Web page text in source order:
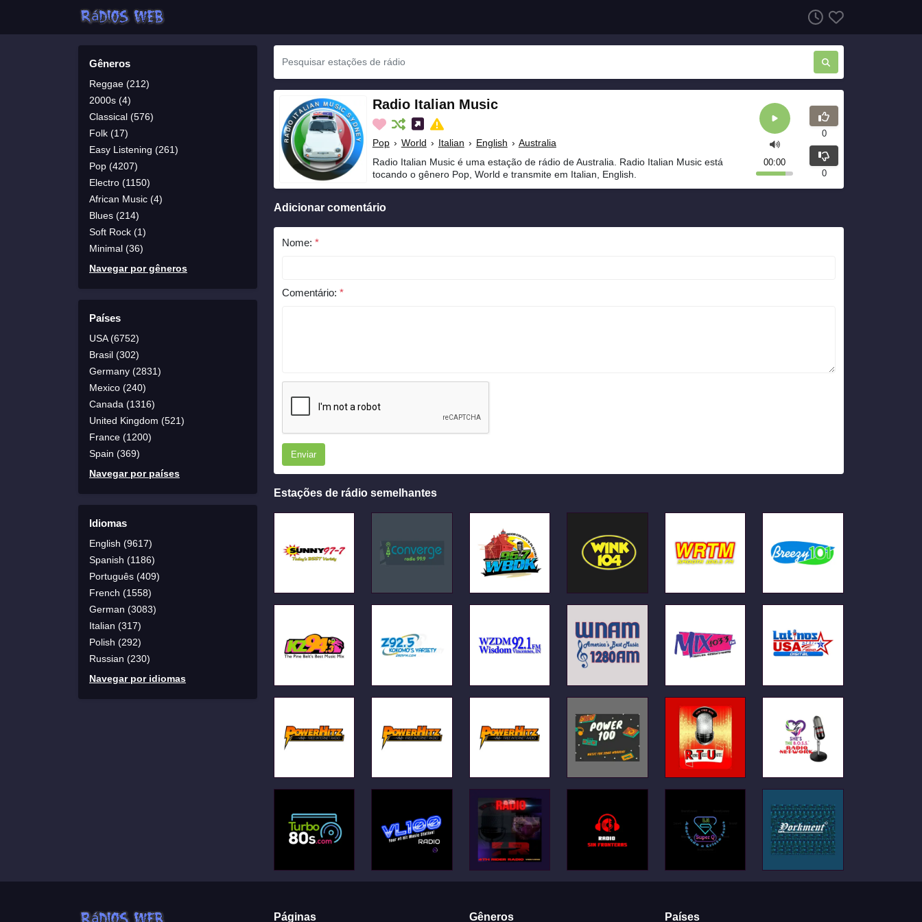
Gêneros
Reggae (212)
2000s (4)
Classical (576)
Folk (17)
Easy Listening (261)
Pop (4207)
Electro (1150)
African Music (4)
Blues (214)
Soft Rock (1)
Minimal (36)
Navegar por gêneros
Países
USA (6752)
Brasil (302)
Germany (2831)
Mexico (240)
Canada (1316)
United Kingdom (521)
France (1200)
Spain (369)
Navegar por países
Idiomas
English (9617)
Spanish (1186)
Português (409)
French (1558)
German (3083)
Italian (317)
Polish (292)
Russian (230)
Navegar por idiomas
Radio Italian Music
Pop › World › Italian › English › Australia
Radio Italian Music é uma estação de rádio de Australia. Radio Italian Music está
tocando o gênero Pop, World e transmite em Italian, English.
00:00
0
0
Adicionar comentário
Nome: *
Comentário: *
Enviar
Estações de rádio semelhantes
Páginas Gêneros Países